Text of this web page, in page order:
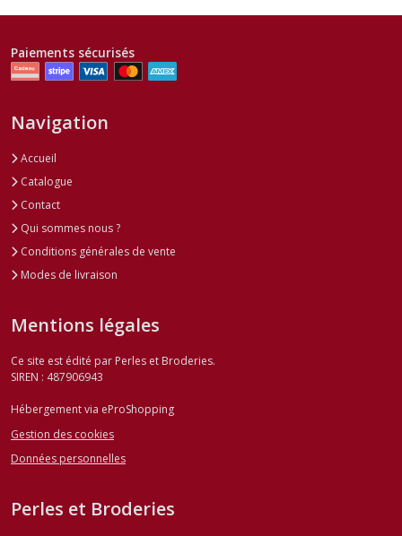
Paiements sécurisés
Navigation
Accueil
Catalogue
Contact
Qui sommes nous ?
Conditions générales de vente
Modes de livraison
Mentions légales
Ce site est édité par Perles et Broderies.
SIREN : 487906943
Hébergement via eProShopping
Gestion des cookies
Données personnelles
Perles et Broderies